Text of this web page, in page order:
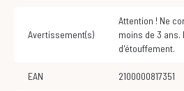
Avertissement(s)
Attention ! Ne convient pas aux enfants de
moins de 3
d'étouffement.
EAN 2100000817351